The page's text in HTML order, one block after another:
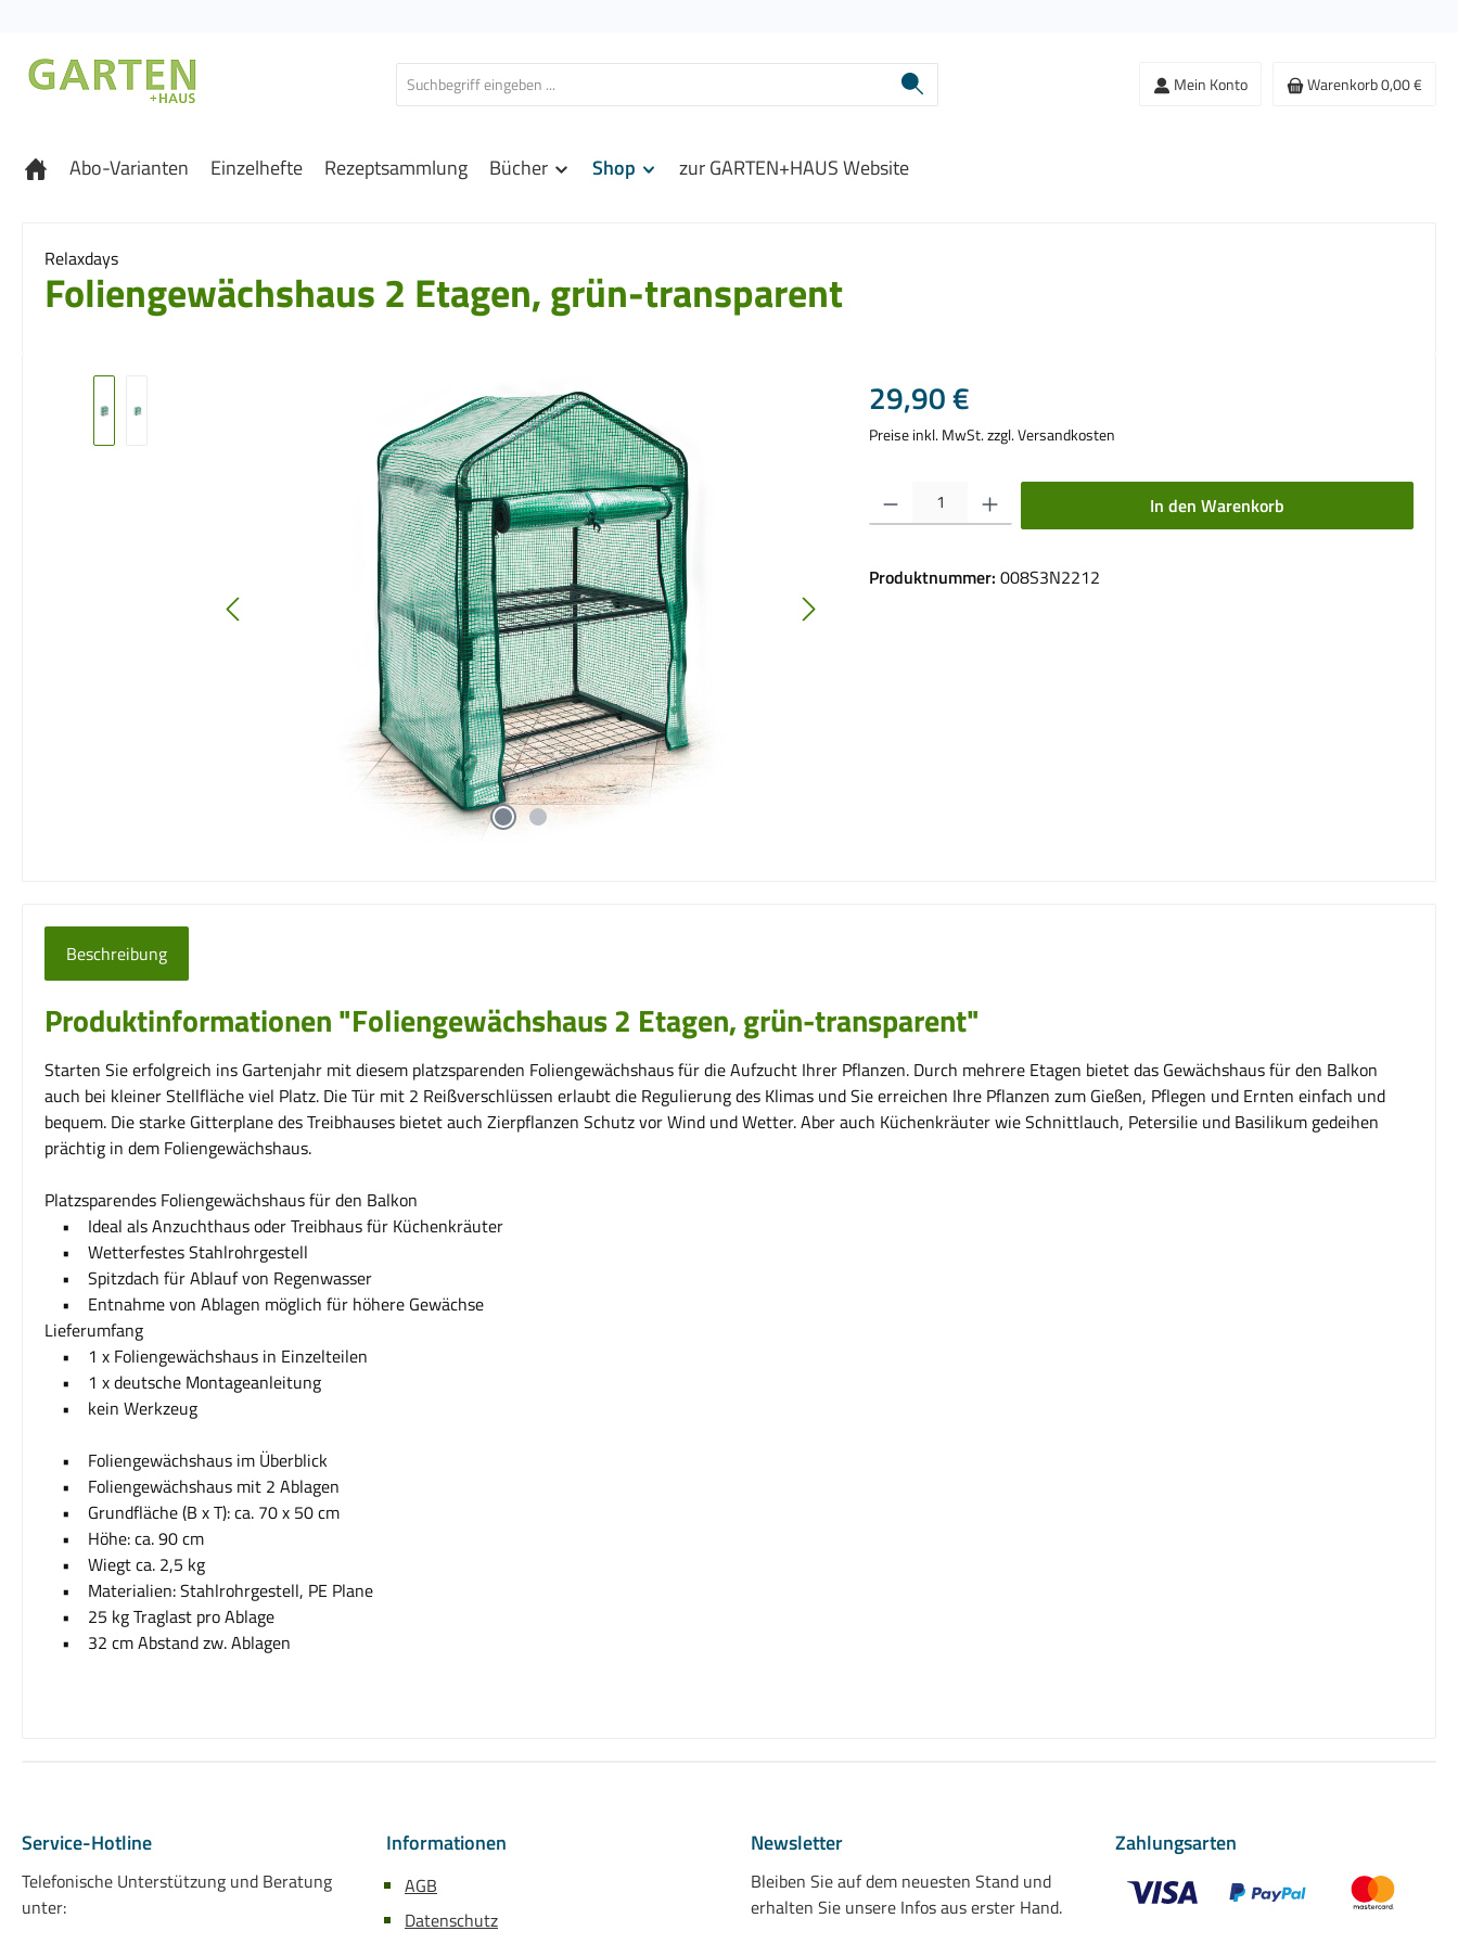
Mein Konto Warenkorb0,00 €
Abo-Varianten Einzelhefte Rezeptsammlung Bücher Shop zur GARTEN+HAUS Website
Relaxdays
Foliengewächshaus 2 Etagen, grün-transparent
Regulärer Preis:
29,90 €
Preise inkl. MwSt. zzgl. Versandkosten
Produkt Anzahl: Gib den gewünschten Wert ein oder benutze die Schaltflächen um die
In den Warenkorb
Produktnummer: 008S3N2212
Beschreibung
Produktinformationen "Foliengewächshaus 2 Etagen, grün-transparent"
Starten Sie erfolgreich ins Gartenjahr mit diesem platzsparenden Foliengewächshaus für die Aufzucht Ihrer Pflanzen. Durch mehrere Etagen bietet das Gewächshaus für den Balkon
auch bei kleiner Stellfläche viel Platz. Die Tür mit 2 Reißverschlüssen erlaubt die Regulierung des Klimas und Sie erreichen Ihre Pflanzen zum Gießen, Pflegen und Ernten einfach und
bequem. Die starke Gitterplane des Treibhauses bietet auch Zierpflanzen Schutz vor Wind und Wetter. Aber auch Küchenkräuter wie Schnittlauch, Petersilie und Basilikum gedeihen
prächtig in dem Foliengewächshaus.
Platzsparendes Foliengewächshaus für den Balkon
• Ideal als Anzuchthaus oder Treibhaus für Küchenkräuter
• Wetterfestes Stahlrohrgestell
• Spitzdach für Ablauf von Regenwasser
• Entnahme von Ablagen möglich für höhere Gewächse
Lieferumfang
• 1 x Foliengewächshaus in Einzelteilen
• 1 x deutsche Montageanleitung
• kein Werkzeug
• Foliengewächshaus im Überblick
• Foliengewächshaus mit 2 Ablagen
• Grundfläche (B x T): ca. 70 x 50 cm
• Höhe: ca. 90 cm
• Wiegt ca. 2,5 kg
• Materialien: Stahlrohrgestell, PE Plane
• 25 kg Traglast pro Ablage
• 32 cm Abstand zw. Ablagen
Service-Hotline
Telefonische Unterstützung und Beratung
unter:
Informationen
AGB
Datenschutz
Newsletter
Bleiben Sie auf dem neuesten Stand und
erhalten Sie unsere Infos aus erster Hand.
Zahlungsarten